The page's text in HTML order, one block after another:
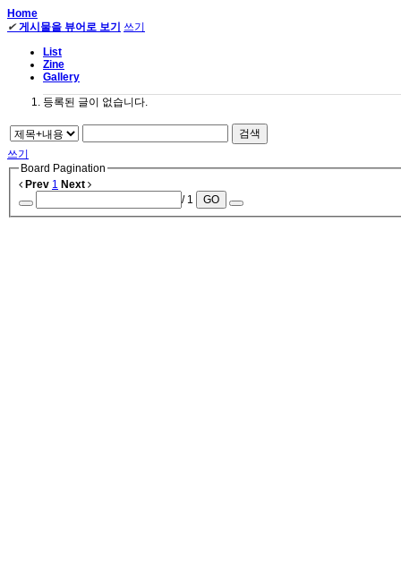
Home
✔ 게시물을 뷰어로 보기
쓰기
List
Zine
Gallery
등록된 글이 없습니다.
검색
쓰기
Board Pagination
Prev 1 Next
/ 1
GO